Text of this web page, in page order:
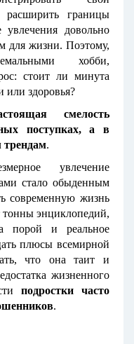
расширить границы
довольно
для жизни. Поэтому,
хобби,
стоит ли минута
или здоровья?
смелость
поступках, а в
трендам.
увлечение
стало обыденным
современную жизнь
тонны энциклопедий,
порой и реальное
плюсы всемирной
что она таит и
жизненного
подростки часто
.